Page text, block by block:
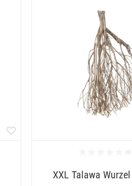
XXL Talawa